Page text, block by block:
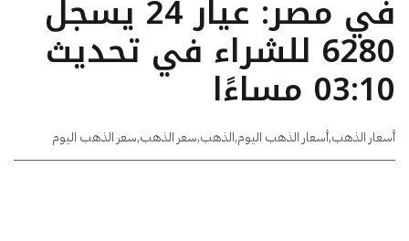
في مصر: عيار 24 يسجل
6280 للشراء في تحديث
03:10 مساءًا
أسعار الذهب,أسعار الذهب اليوم,الذهب,سعر الذهب,سعر الذهب اليوم